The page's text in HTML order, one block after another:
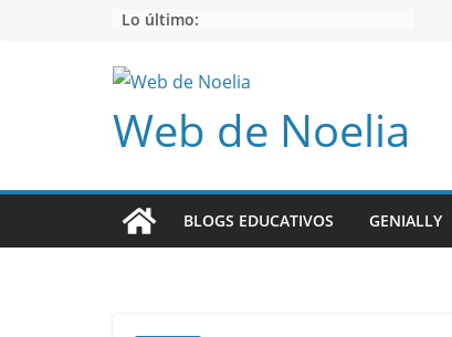
Lo último:
Web de Noelia
BLOGS EDUCATIVOS GENIALLY